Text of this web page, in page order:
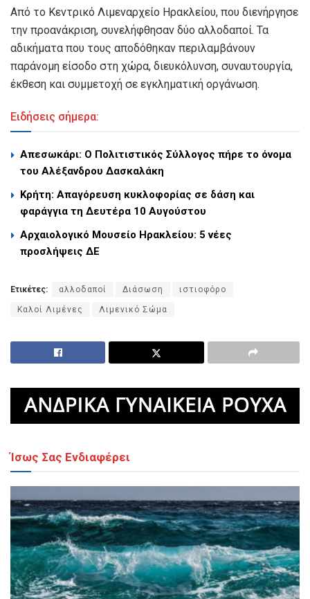
Από το Κεντρικό Λιμεναρχείο Ηρακλείου, που διενήργησε
την προανάκριση, συνελήφθησαν δύο αλλοδαποί. Τα
αδικήματα που τους αποδόθηκαν περιλαμβάνουν
παράνομη είσοδο στη χώρα, διευκόλυνση, συναυτουργία,
έκθεση και συμμετοχή σε εγκληματική οργάνωση.
Ειδήσεις σήμερα:
Απεσωκάρι: Ο Πολιτιστικός Σύλλογος πήρε το όνομα
του Αλέξανδρου Δασκαλάκη
Κρήτη: Απαγόρευση κυκλοφορίας σε δάση και
φαράγγια τη Δευτέρα 10 Αυγούστου
Αρχαιολογικό Μουσείο Ηρακλείου: 5 νέες
προσλήψεις ΔΕ
Ετικέτες: αλλοδαποί Διάσωση ιστιοφόρο
Καλοί Λιμένες Λιμενικό Σώμα
Ίσως Σας Ενδιαφέρει